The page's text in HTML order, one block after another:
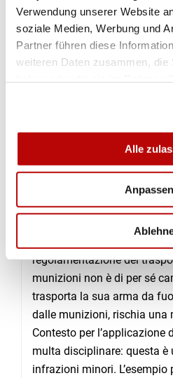
Verwendung unserer Website
soziale Medien, Werbung und
Partner führen diese
weiteren Daten zusammen, die
Alle
Anpassen
fare una richiesta di
oppure per cedere l’arma
ha diritto. Se non funziona
INFORMAZIONI
DI ARMI E
Dal 1° gennaio 2020, è
ordinanza concernente le
seguito ci soffermiamo
regolamentazione del
munizioni non è di per sé
trasporta la sua arma da
dalle munizioni, rischia una
Contesto per l’applicazione
multa disciplinare: questa è
infrazioni minori.